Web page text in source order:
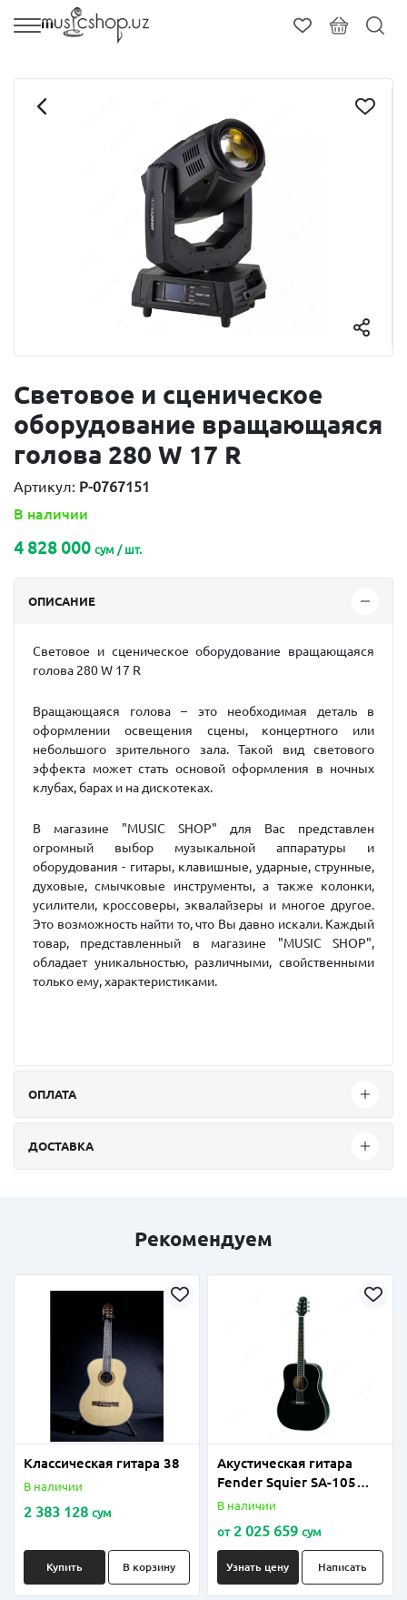
Световое и сценическое
оборудование вращающаяся
голова 280 W 17 R
Артикул: P-0767151
В наличии
4 828 000 сум / шт.
ОПИСАНИЕ
Световое и сценическое оборудование вращающаяся
голова 280 W 17 R
Вращающаяся голова – это необходимая деталь в
оформлении освещения сцены, концертного или
небольшого зрительного зала. Такой вид светового
эффекта может стать основой оформления в ночных
клубах, барах и на дискотеках.
В магазине "MUSIC SHOP" для Вас представлен
огромный выбор музыкальной аппаратуры и
оборудования - гитары, клавишные, ударные, струнные,
духовые, смычковые инструменты, а также колонки,
усилители, кроссоверы, эквалайзеры и многое другое.
Это возможность найти то, что Вы давно искали. Каждый
товар, представленный в магазине "MUSIC SHOP",
обладает уникальностью, различными, свойственными
только ему, характеристиками.
ОПЛАТА
ДОСТАВКА
Рекомендуем
Классическая гитара 38
В наличии
2 383 128 сум
Купить В корзину
Акустическая гитара
Fender Squier SA-105
BLACK
В наличии
от2 025 659 сум
Узнать цену Написать